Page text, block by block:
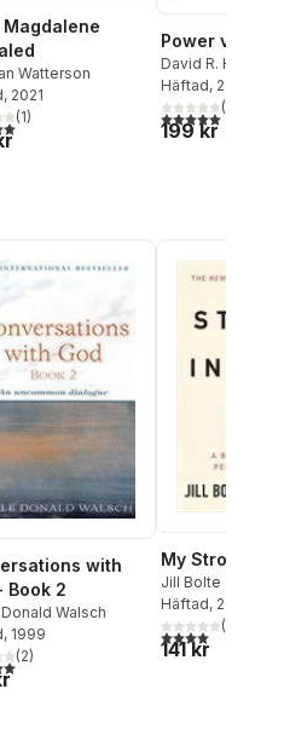
Magdalene
Watterson
, 2021
5 stjärnor. Totalt antal röster:
(1)
Power vs.
David R. Hawkins
Ph.D.
Häftad, 2014
5,0utav 5(
199 kr
with
Book 2
Walsch
, 1999
5 stjärnor. Totalt antal röster:
(2)
My Stroke of
Jill Bolte Taylor
Häftad, 2009
4,0utav 5(
141 kr